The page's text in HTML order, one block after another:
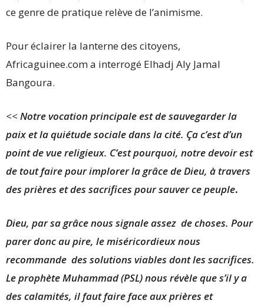
ce genre de pratique relève de l’animisme.
Pour éclairer la lanterne des citoyens,
Africaguinee.com a interrogé Elhadj Aly Jamal
Bangoura.
<<Notre vocation principale est de sauvegarder la
paix et la quiétude sociale dans la cité. Ça c’est d’un
point de vue religieux. C’est pourquoi, notre devoir est
de tout faire pour implorer la grâce de Dieu, à travers
des prières et des sacrifices pour sauver ce peuple.
Dieu, par sa grâce nous signale assez de choses. Pour
parer donc au pire, le miséricordieux nous
recommande des solutions viables dont les sacrifices.
Le prophète Muhammad (PSL) nous révèle que s’il y a
des calamités, il faut faire face aux prières et